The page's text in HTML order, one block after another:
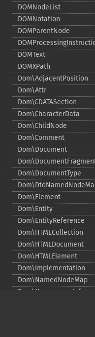
DOMNodeList
DOMNotation
DOMParentNode
DOMText
DOMXPath
Dom\AdjacentPosition
Dom\Attr
Dom\CDATASection
Dom\CharacterData
Dom\ChildNode
Dom\Comment
Dom\Document
Dom\DocumentType
Dom\Element
Dom\Entity
Dom\EntityReference
Dom\HTMLCollection
Dom\HTMLDocument
Dom\HTMLElement
Dom\Implementation
Dom\NamedNodeMap
Dom\NamespaceInfo